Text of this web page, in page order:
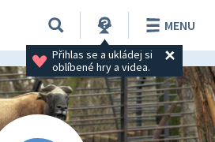
Přihlas se a ukládej si
oblíbené hry a videa.
MENU